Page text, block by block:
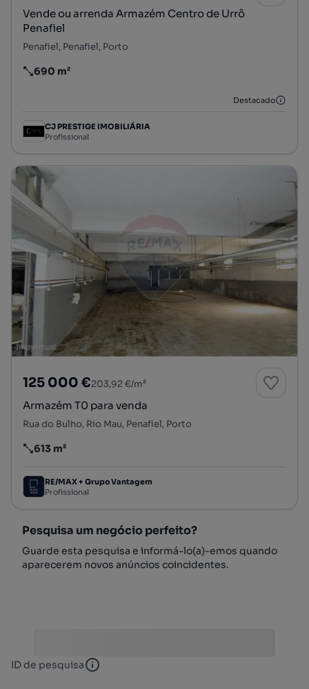
Vende ou arrenda Armazém Centro de Urrô
Penafiel
Penafiel, Penafiel, Porto
Preço por metro quadrado
690 m²
Destacado
CJ PRESTIGE IMOBILIÁRIA
Profissional
125 000 €203,92 €/m²
Armazém T0 para venda
Rua do Bulho, Rio Mau, Penafiel, Porto
Preço por metro quadrado
613 m²
RE/MAX + Grupo Vantagem
Profissional
Pesquisa um negócio perfeito?
Guarde esta pesquisa e informá-lo(a)-emos quando
aparecerem novos anúncios coincidentes.
ID de pesquisa ID de pesquisa